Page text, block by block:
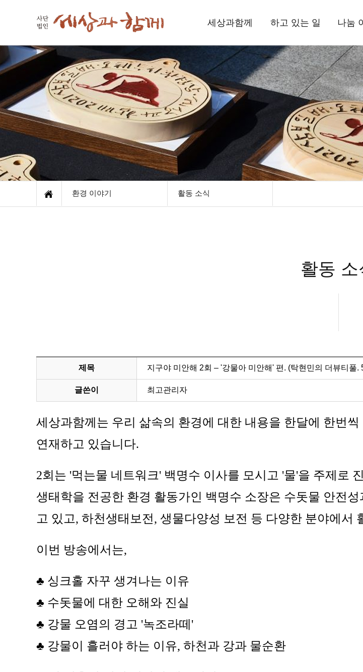
세상과함께
세상과함께
인사드립니다
함께하는 사람들
오시는 길
하고 있는 일
국내사업
해외사업
환경사업
나눔
현장
뉴스
정기
기부
환경 이야기 활동 소식
활동 소
제목 지구야 미안해 2회 – '강물아 미안해' 편. (탁현민의 더뷰티풀.
글쓴이 최고관리자
세상과함께는 우리 삶속의 환경에 대한 내용을 한달에 한번
연재하고 있습니다.
2회는 '먹는물 네트워크' 백명수 이사를 모시고 '물'을 주제로
생태학을 전공한 환경 활동가인 백명수 소장은 수돗물 안전
고 있고, 하천생태보전, 생물다양성 보전 등 다양한 분야에서
이번 방송에서는,
♣ 싱크홀 자꾸 생겨나는 이유
♣ 수돗물에 대한 오해와 진실
♣ 강물 오염의 경고 '녹조라떼'
♣ 강물이 흘러야 하는 이유, 하천과 강과 물순환